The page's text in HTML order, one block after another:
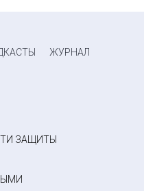
ЖУРНАЛ
ЗАЩИТЫ